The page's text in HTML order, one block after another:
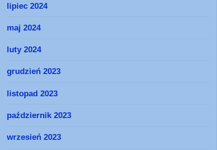
lipiec 2024
maj 2024
luty 2024
grudzień 2023
listopad 2023
październik 2023
wrzesień 2023